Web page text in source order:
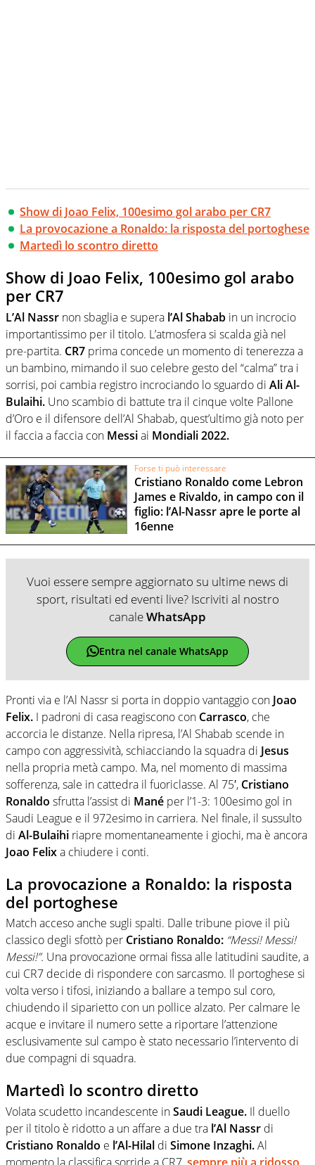
Show di Joao Felix, 100esimo gol arabo per CR7
La provocazione a Ronaldo: la risposta del portoghese
Martedì lo scontro diretto
Show di Joao Felix, 100esimo gol arabo
per CR7
L’Al Nassr non sbaglia e supera l’Al Shabab in un incrocio
importantissimo per il titolo. L’atmosfera si scalda già nel
pre-partita. CR7 prima concede un momento di tenerezza a
un bambino, mimando il suo celebre gesto del “calma” tra i
sorrisi, poi cambia registro incrociando lo sguardo di Ali Al-
Bulaihi. Uno scambio di battute tra il cinque volte Pallone
d’Oro e il difensore dell’Al Shabab, quest’ultimo già noto per
il faccia a faccia con Messiai Mondiali 2022.
Forse ti può interessare
Cristiano Ronaldo come Lebron
James e Rivaldo, in campo con il
figlio: l’Al-Nassr apre le porte al
16enne
Vuoi essere sempre aggiornato su ultime news di
sport, risultati ed eventi live? Iscriviti al nostro
canaleWhatsApp
Entra nel canale WhatsApp
Pronti via e l’Al Nassr si porta in doppio vantaggio con Joao
Felix. I padroni di casa reagiscono con Carrasco, che
accorcia le distanze. Nella ripresa, l’Al Shabab scende in
campo con aggressività, schiacciando la squadra di Jesus
nella propria metà campo. Ma, nel momento di massima
sofferenza, sale in cattedra il fuoriclasse. Al 75′, Cristiano
Ronaldo sfrutta l’assist di Mané per l’1-3: 100esimo gol in
Saudi League e il 972esimo in carriera. Nel finale, il sussulto
di Al-Bulaihi riapre momentaneamente i giochi, ma è ancora
Joao Felixa chiudere i conti.
La provocazione a Ronaldo: la risposta
del portoghese
Match acceso anche sugli spalti. Dalle tribune piove il più
classico degli sfottò per Cristiano Ronaldo: “Messi! Messi!
Messi!”. Una provocazione ormai fissa alle latitudini saudite, a
cui CR7 decide di rispondere con sarcasmo. Il portoghese si
volta verso i tifosi, iniziando a ballare a tempo sul coro,
chiudendo il siparietto con un pollice alzato. Per calmare le
acque e invitare il numero sette a riportare l’attenzione
esclusivamente sul campo è stato necessario l’intervento di
due compagni di squadra.
Martedì lo scontro diretto
Volata scudetto incandescente inSaudi League. Il duello
per il titolo è ridotto a un affare a due tra l’Al Nassr di
Cristiano Ronaldo e l’Al-Hilal di Simone Inzaghi.Al